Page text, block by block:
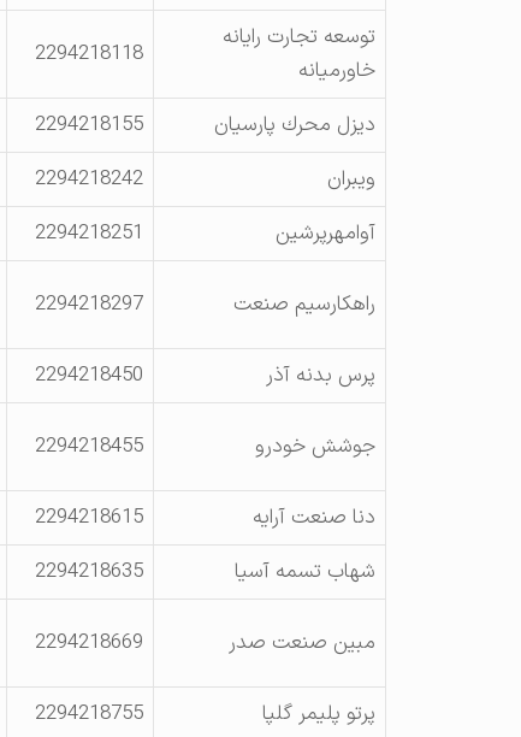
توسعه تجارت رايانه
خاورميانه
2294218118
ديزل محرك پارسيان 2294218155
ويبران
2294218242
آوامهرپرشين
2294218251
راهكارسيم صنعت 2294218297
پرس بدنه آذر
2294218450
جوشش خودرو 2294218455
دنا صنعت آرايه
2294218615
شهاب تسمه آسيا
2294218635
مبين صنعت صدر 2294218669
پرتو پليمر گلپا
2294218755